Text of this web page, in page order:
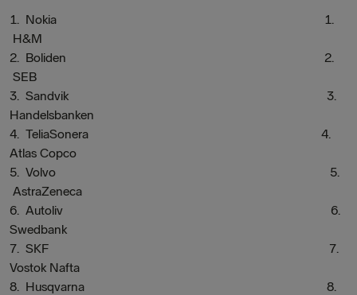
1. Nokia 1.
H&M
2. Boliden 2.
SEB
3. Sandvik 3.
Handelsbanken
4. TeliaSonera 4.
Atlas Copco
5. Volvo 5.
AstraZeneca
6. Autoliv 6.
Swedbank
7. SKF 7.
Vostok Nafta
8. Husqvarna 8.